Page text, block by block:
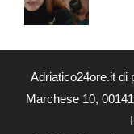
Adriatico24ore.it di
Marchese 10,